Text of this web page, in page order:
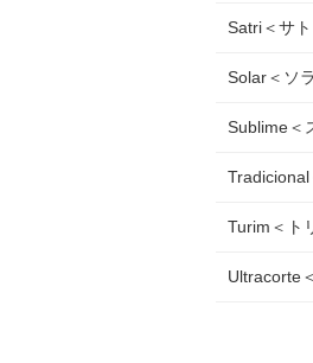
Satri＜サト
Solar＜ソ
Sublime＜
Tradicional
Turim＜ト
Ultracorte